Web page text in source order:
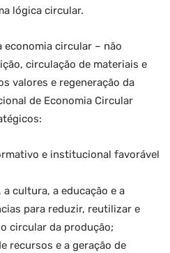
lógica circular.
economia circular – não
circulação de materiais e
valores e regeneração da
de Economia Circular
e institucional favorável
cultura, a educação e a
para reduzir, reutilizar e
circular da produção;
recursos e a geração de